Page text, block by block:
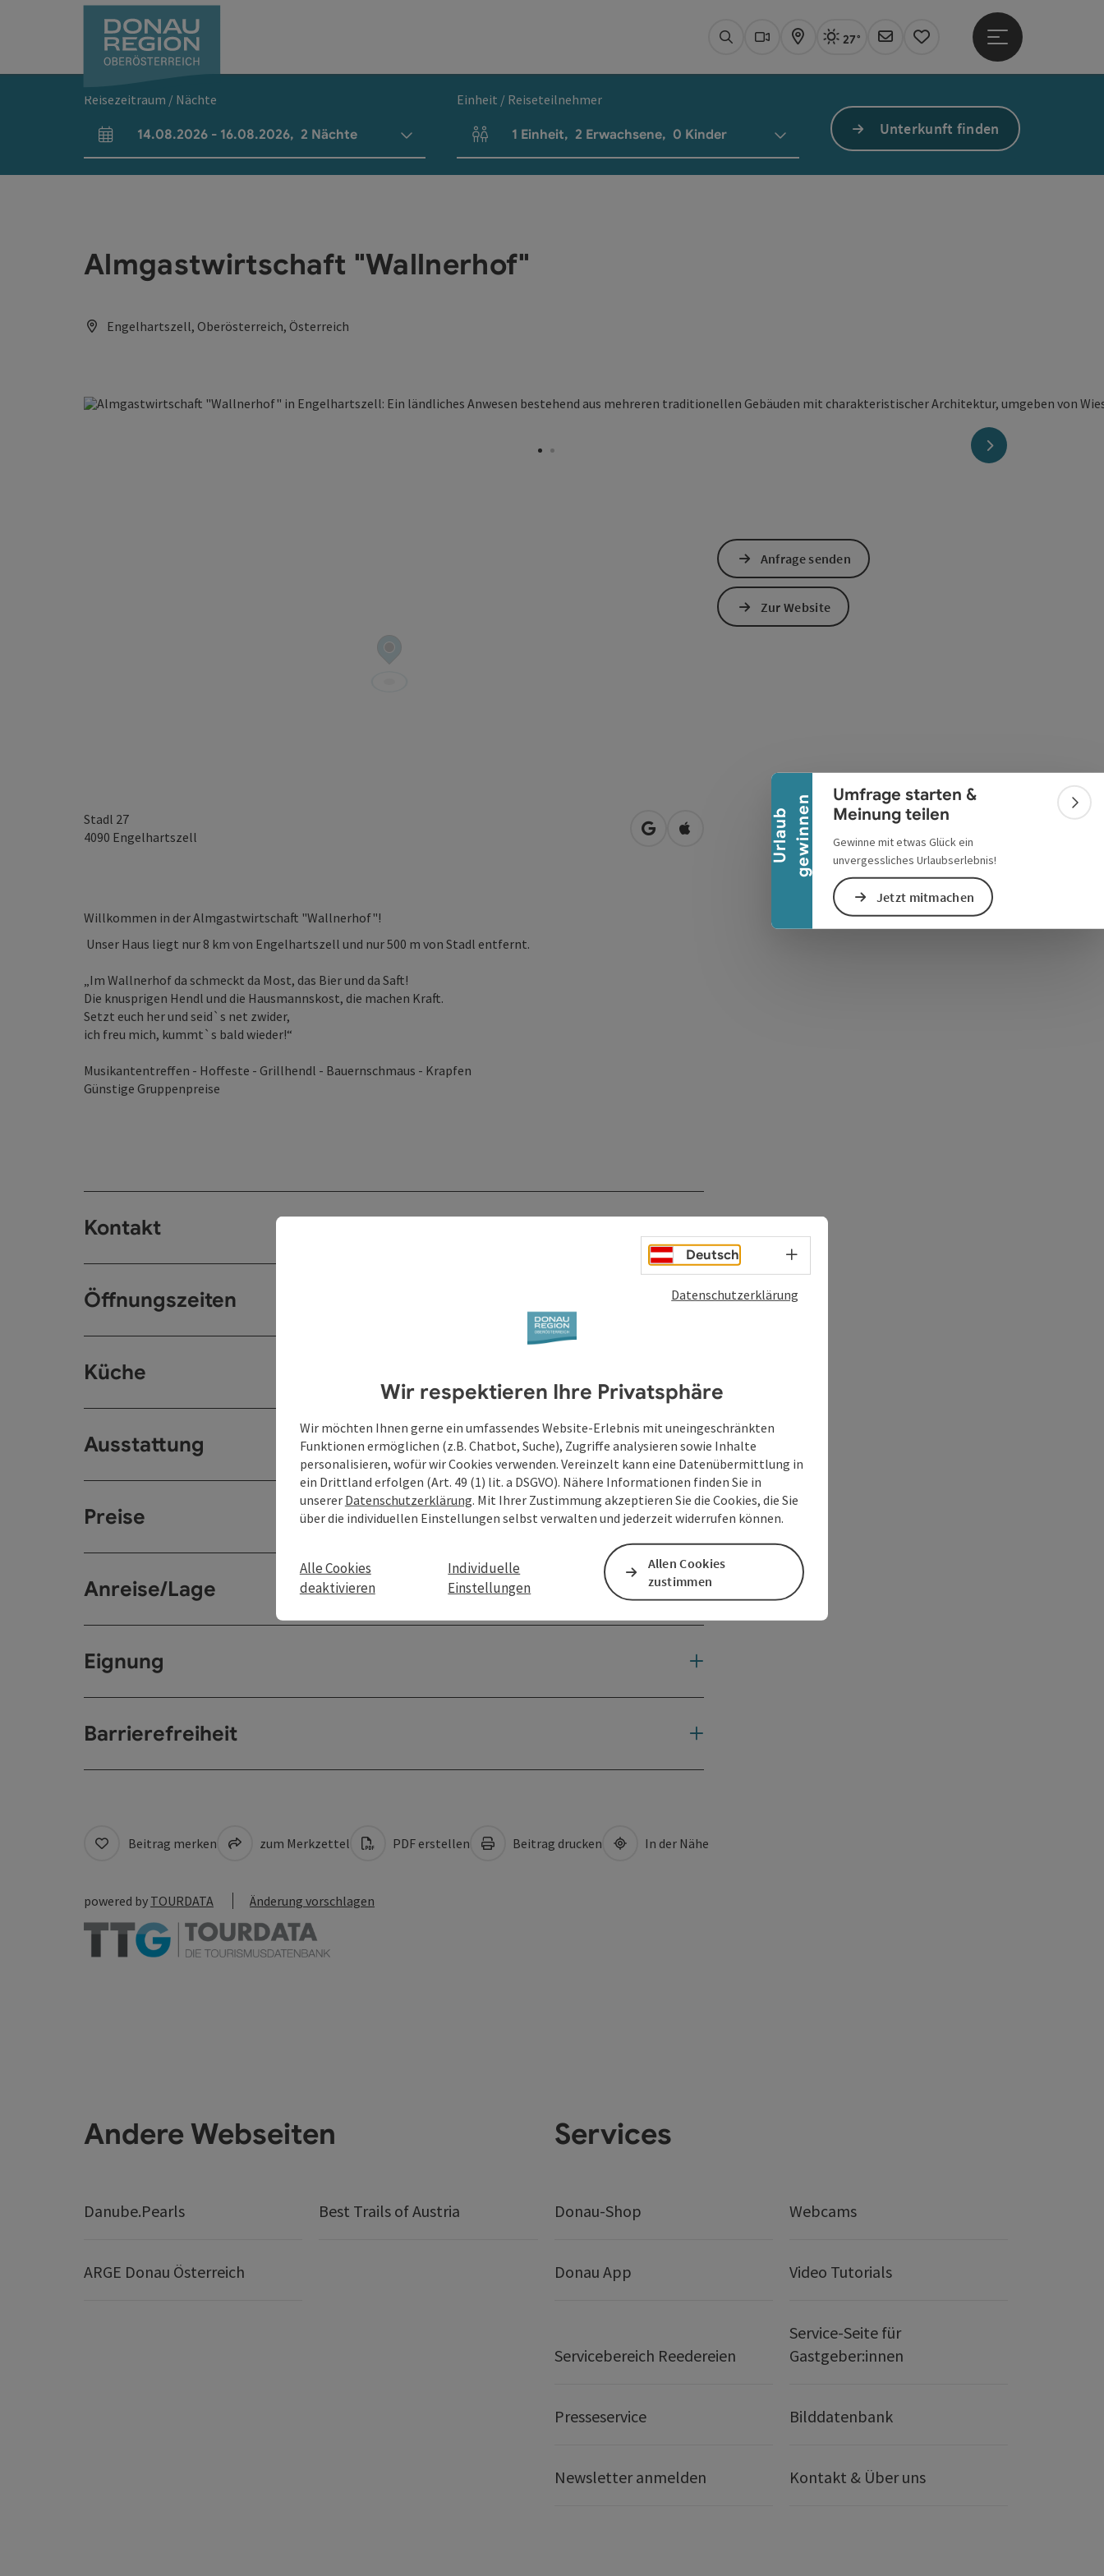
U
r
l
a
u
b
g
e
w
i
n
n
en
Banner einklappen
Umfrage starten &
Meinung teilen
Gewinne mit etwas Glück ein
unvergessliches Urlaubserlebnis!
Jetzt mitmachen
SuchenWebcams
KarteAktuelles Wetter Linz, sonnig
27°
Newsletter
Merkzettel
Hauptmenü öffnen
Reisezeitraum / Nächte
An- und Abreisefelder
14.08.2026 - 16.08.2026, 2 Nächte
Einheit / Reiseteilnehmer
Einheitenanzahl und Personenfelder
1 Einheit, 2 Erwachsene, 0 Kinder Unterkunft finden
Almgastwirtschaft "Wallnerhof"
Engelhartszell, Oberösterreich, Österreich
nächstes Element
Stadl 27
4090 Engelhartszell in Google Maps öffnen
in Apple Maps öffnen
Willkommen in der Almgastwirtschaft "Wallnerhof"!
Unser Haus liegt nur 8 km von Engelhartszell und nur 500 m von Stadl entfernt.
„Im Wallnerhof da schmeckt da Most, das Bier und da Saft!
Die knusprigen Hendl und die Hausmannskost, die machen Kraft.
Setzt euch her und seid`s net zwider,
ich freu mich, kummt`s bald wieder!“
Musikantentreffen - Hoffeste - Grillhendl - Bauernschmaus - Krapfen
Günstige Gruppenpreise
Kontakt
Öffnungszeiten
Küche
Ausstattung
Preise
Anreise/Lage
Eignung
Barrierefreiheit
Anfrage senden
Zur Website
Beitrag merken zum Merkzettel PDF erstellen Beitrag drucken In der Nähe
powered by TOURDATA Änderung vorschlagen
Andere Webseiten
Danube.Pearls Best Trails of Austria
ARGE Donau Österreich
Services
Donau-Shop Webcams
Donau App Video Tutorials
Servicebereich Reedereien
Service-Seite für
Gastgeber:innen
Presseservice Bilddatenbank
Newsletter anmelden Kontakt & Über uns
Deutsch Sprachwahl - Menü öffnen
Datenschutzerklärung
Wir respektieren Ihre Privatsphäre
Wir möchten Ihnen gerne ein umfassendes Website-Erlebnis mit uneingeschränkten
Funktionen ermöglichen (z.B. Chatbot, Suche), Zugriffe analysieren sowie Inhalte
personalisieren, wofür wir Cookies verwenden. Vereinzelt kann eine Datenübermittlung in
ein Drittland erfolgen (Art. 49 (1) lit. a DSGVO). Nähere Informationen finden Sie in
unserer Datenschutzerklärung. Mit Ihrer Zustimmung akzeptieren Sie die Cookies, die Sie
über die individuellen Einstellungen selbst verwalten und jederzeit widerrufen können.
Alle Cookies
deaktivieren
Individuelle
Einstellungen
Allen Cookies
zustimmen